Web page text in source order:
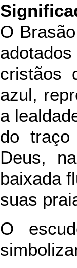
O
cristãos
azul,
a
do
Deus,
baixada
suas
O